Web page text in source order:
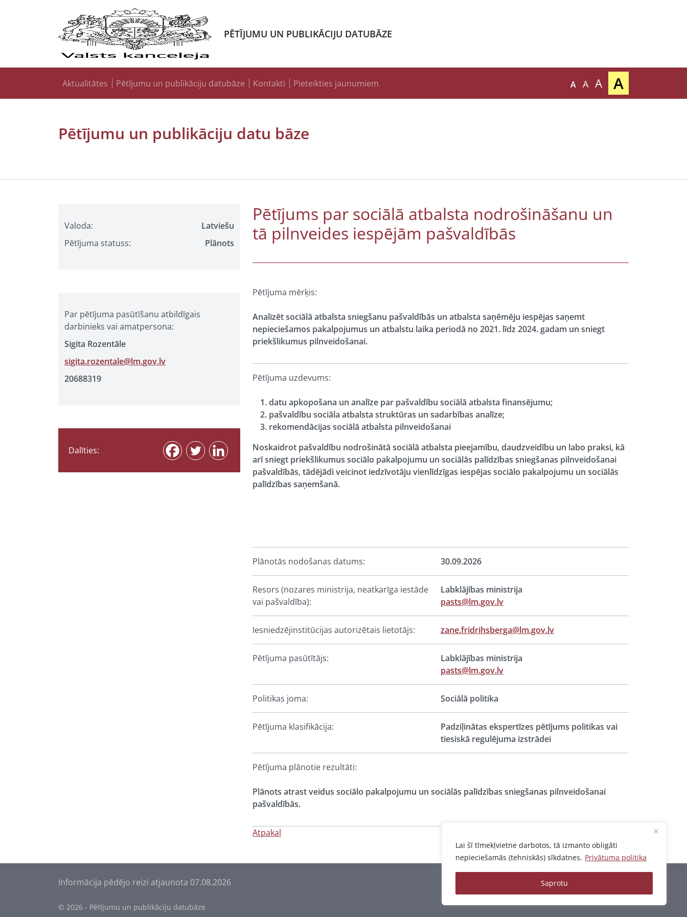
Lai šī tīmekļvietne darbotos, tā izmanto obligāti
nepieciešamās (tehniskās) sīkdatnes. Privātuma politika
Saprotu
PĒTĪJUMU UN PUBLIKĀCIJU DATUBĀZE
Aktualitātes Pētījumu un publikāciju datubāze Kontakti Pieteikties jaunumiem A A A A
Pētījumu un publikāciju datu bāze
Valoda:
Latviešu
Pētījuma statuss:
Plānots
Par pētījuma pasūtīšanu atbildīgais
darbinieks vai amatpersona:
Sigita Rozentāle
sigita.rozentale@lm.gov.lv
20688319
Dalīties:
Pētījums par sociālā atbalsta nodrošināšanu un
tā pilnveides iespējām pašvaldībās
Pētījuma mērķis:
Analizēt sociālā atbalsta sniegšanu pašvaldībās un atbalsta saņēmēju iespējas saņemt
nepieciešamos pakalpojumus un atbalstu laika periodā no 2021. līdz 2024. gadam un sniegt
priekšlikumus pilnveidošanai.
Pētījuma uzdevums:
datu apkopošana un analīze par pašvaldību sociālā atbalsta finansējumu;
pašvaldību sociāla atbalsta struktūras un sadarbības analīze;
rekomendācijas sociālā atbalsta pilnveidošanai
Noskaidrot pašvaldību nodrošinātā sociālā atbalsta pieejamību, daudzveidību un labo praksi, kā
arī sniegt priekšlikumus sociālo pakalpojumu un sociālās palīdzības sniegšanas pilnveidošanai
pašvaldībās, tādējādi veicinot iedzīvotāju vienlīdzīgas iespējas sociālo pakalpojumu un sociālās
palīdzības saņemšanā.
Plānotās nodošanas datums: 30.09.2026
Resors (nozares ministrija, neatkarīga iestāde
vai pašvaldība):
Labklājības ministrija
pasts@lm.gov.lv
Iesniedzējinstitūcijas autorizētais lietotājs: zane.fridrihsberga@lm.gov.lv
Pētījuma pasūtītājs:
Labklājības ministrija
pasts@lm.gov.lv
Politikas joma: Sociālā politika
Pētījuma klasifikācija:
Padziļinātas ekspertīzes pētījums politikas vai
tiesiskā regulējuma izstrādei
Pētījuma plānotie rezultāti:
Plānots atrast veidus sociālo pakalpojumu un sociālās palīdzības sniegšanas pilnveidošanai
pašvaldībās.
Atpakaļ
Informācija pēdējo reizi atjaunota 07.08.2026 Privātuma politika
© 2026 - Pētījumu un publikāciju datubāze